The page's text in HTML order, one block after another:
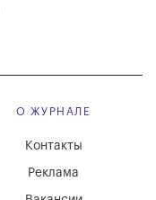
О ЖУРНАЛЕ
Реклама
Контакты